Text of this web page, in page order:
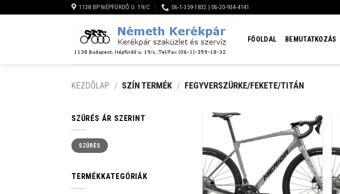
to
1138 BP NÉPFÜRDŐ U. 19/C 06-1-359-1832 | 06-20-934-4141
FŐOLDAL BEMUTATKOZÁS
KEZDŐLAP / SZÍN TERMÉK / FEGYVERSZÜRKE/FEKETE/TITÁN
SZŰRÉS ÁR SZERINT
Min
ár
Max
ár
SZŰRÉS
TERMÉKKATEGÓRIÁK